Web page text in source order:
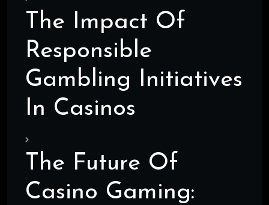
The Impact Of
Responsible
Gambling Initiatives
In Casinos
The Future Of
Casino Gaming: